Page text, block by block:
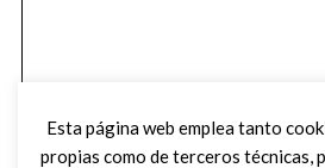
Esta página web emplea tanto
propias como de terceros técnicas,